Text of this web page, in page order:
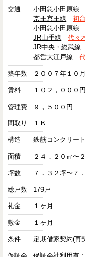
交通 小田急小田原線
京王京王線
初
小田急小田原線
JR山手線
代々
JR中央・総武線
都営大江戸線
築年数 ２００７年１０月
賃料 １０２，０００
管理費 ９，５００円
間取り １Ｋ
構造 鉄筋コンクリー
面積 ２４．２０㎡〜
坪数 ７．３２坪〜７
総戸数 179戸
礼金 １ヶ月
敷金 １ヶ月
条件 定期借家契約(